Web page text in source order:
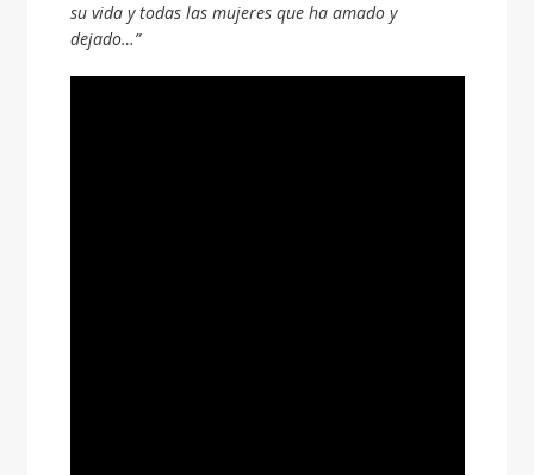
su vida y todas las mujeres que ha amado y
dejado…”